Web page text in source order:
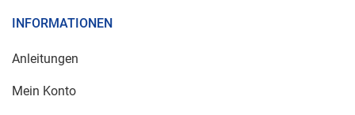
INFORMATIONEN
Anleitungen
Mein Konto